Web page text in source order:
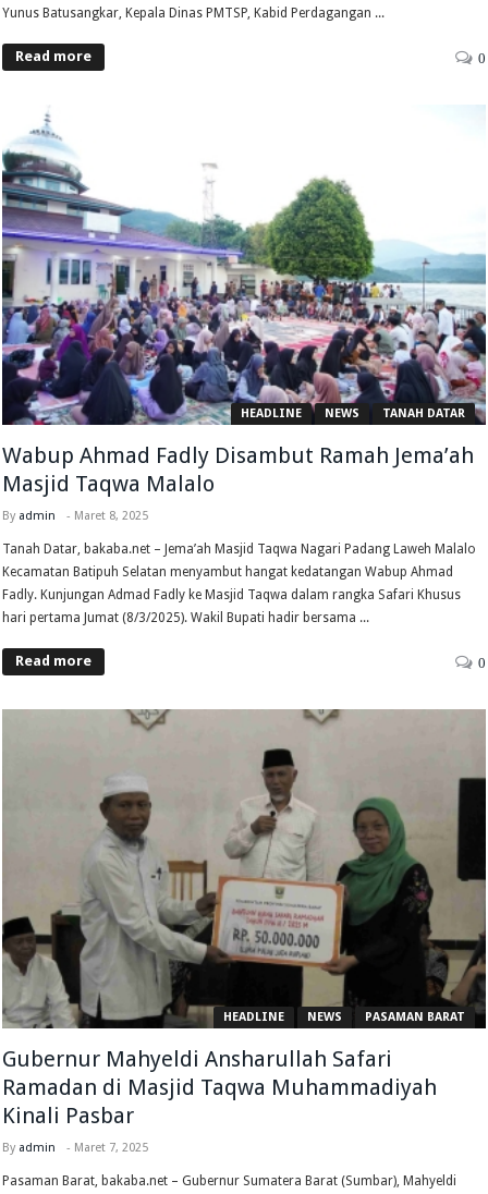
Yunus Batusangkar, Kepala Dinas PMTSP, Kabid Perdagangan ...
Read more 0
HEADLINE NEWS TANAH DATAR
Wabup Ahmad Fadly Disambut Ramah Jema’ah
Masjid Taqwa Malalo
By admin - Maret 8, 2025
Tanah Datar, bakaba.net – Jema’ah Masjid Taqwa Nagari Padang Laweh Malalo
Kecamatan Batipuh Selatan menyambut hangat kedatangan Wabup Ahmad
Fadly. Kunjungan Admad Fadly ke Masjid Taqwa dalam rangka Safari Khusus
hari pertama Jumat (8/3/2025). Wakil Bupati hadir bersama ...
Read more 0
HEADLINE NEWS PASAMAN BARAT
Gubernur Mahyeldi Ansharullah Safari
Ramadan di Masjid Taqwa Muhammadiyah
Kinali Pasbar
By admin - Maret 7, 2025
Pasaman Barat, bakaba.net – Gubernur Sumatera Barat (Sumbar), Mahyeldi